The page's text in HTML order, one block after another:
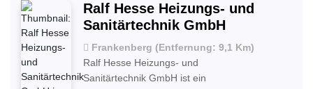
Ralf Hesse Heizungs- und
Sanitärtechnik GmbH
Frankenberg (Entfernung: 9,1 Km)
Ralf Hesse Heizungs- und
Sanitärtechnik GmbH ist ein